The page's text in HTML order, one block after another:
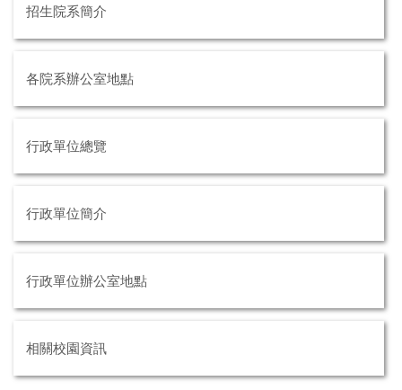
招生院系簡介
各院系辦公室地點
行政單位總覽
行政單位簡介
行政單位辦公室地點
相關校園資訊